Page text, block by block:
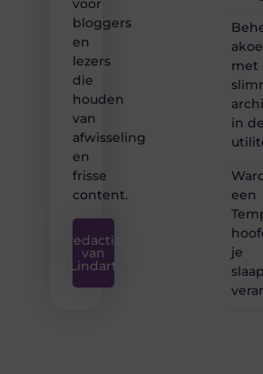
voor
bloggers
en
lezers
die
houden
van
afwisseling
en
frisse
content.
Redactie
van
Lindart
met
in de
een
je